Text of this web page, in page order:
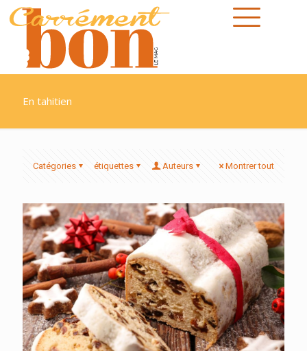
En tahitien
Catégories étiquettes Auteurs Montrer tout